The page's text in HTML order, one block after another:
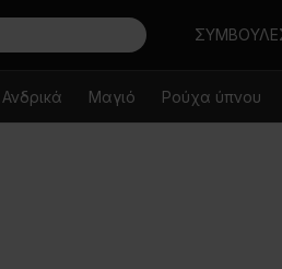
Αναζήτηση
Ανδρικά Μαγιό Ρούχα ύπνου